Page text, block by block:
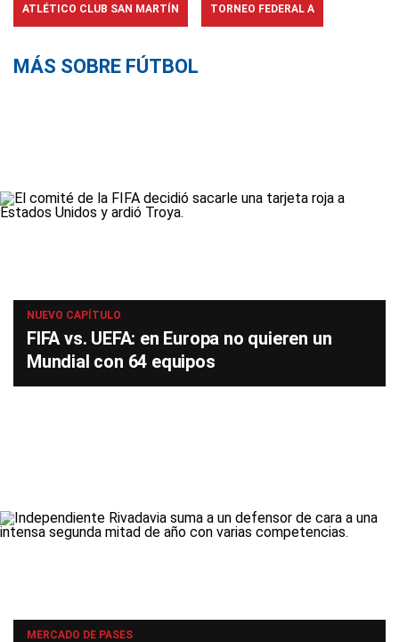
ATLÉTICO CLUB SAN MARTÍN TORNEO FEDERAL A
MÁS SOBRE FÚTBOL
NUEVO CAPÍTULO
FIFA vs. UEFA: en Europa no quieren un
Mundial con 64 equipos
MERCADO DE PASES